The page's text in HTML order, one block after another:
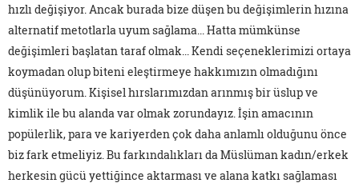
hızlı değişiyor. Ancak burada bize düşen bu değişimlerin hızına
alternatif metotlarla uyum sağlama... Hatta mümkünse
değişimleri başlatan taraf olmak... Kendi seçeneklerimizi ortaya
koymadan olup biteni eleştirmeye hakkımızın olmadığını
düşünüyorum. Kişisel hırslarımızdan arınmış bir üslup ve
kimlik ile bu alanda var olmak zorundayız. İşin amacının
popülerlik, para ve kariyerden çok daha anlamlı olduğunu önce
biz fark etmeliyiz. Bu farkındalıkları da Müslüman kadın/erkek
herkesin gücü yettiğince aktarması ve alana katkı sağlaması